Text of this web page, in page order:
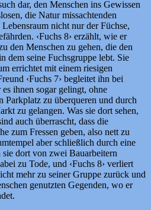
dar, den Menschen ins Gewissen
die Natur missachtenden
nicht nur der Füchse,
‹Fuchs 8› erzählt, wie er
den Menschen zu gehen, die den
dem seine Fuchsgruppe lebt. Sie
errichtet mit einem riesigen
‹Fuchs 7› begleitet ihn bei
ihnen sogar gelingt, ohne
Parkplatz zu überqueren und durch
zu gelangen. Was sie dort sehen,
auch überrascht, dass die
zum Fressen geben, also nett zu
aber schließlich durch eine
sie dort von zwei Bauarbeitern
zu Tode, und ‹Fuchs 8› verliert
mehr zu seiner Gruppe zurück und
genutzten Gegenden, wo er